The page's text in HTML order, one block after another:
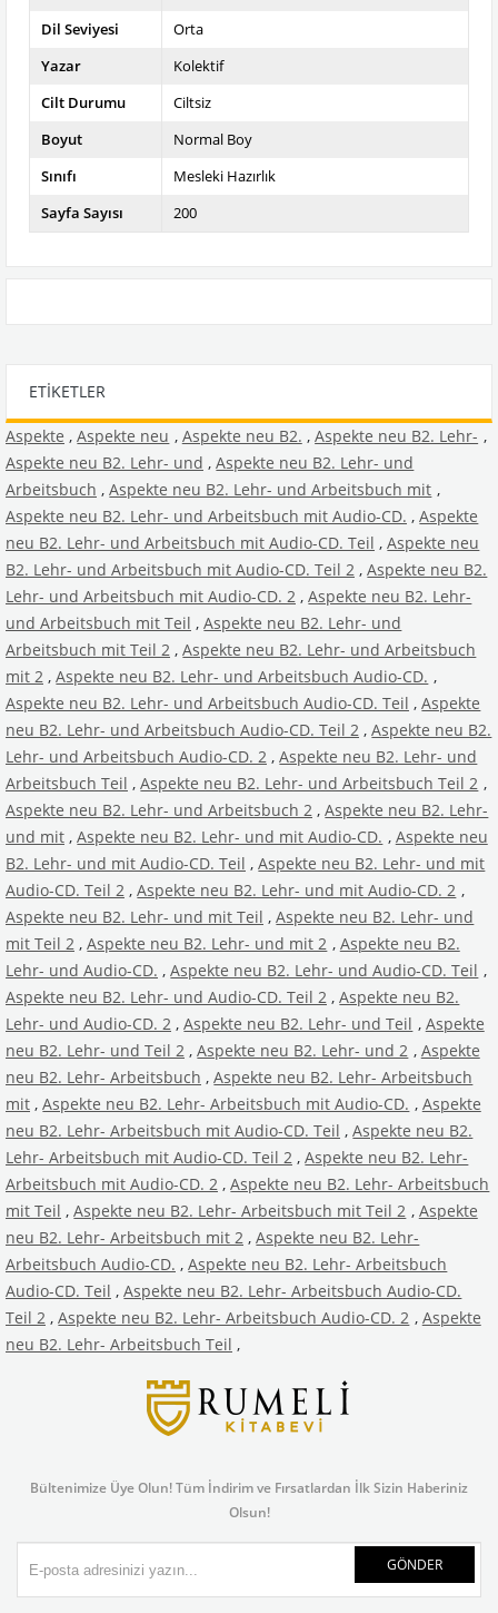
Dil Seviyesi
Orta
Yazar
Kolektif
Cilt Durumu
Ciltsiz
Boyut
Normal Boy
Sınıfı
Mesleki Hazırlık
Sayfa Sayısı
200
ETIKETLER
Aspekte , Aspekte neu , Aspekte neu B2. , Aspekte neu B2. Lehr- ,
Aspekte neu B2. Lehr- und , Aspekte neu B2. Lehr- und
Arbeitsbuch , Aspekte neu B2. Lehr- und Arbeitsbuch mit ,
Aspekte neu B2. Lehr- und Arbeitsbuch mit Audio-CD. , Aspekte
neu B2. Lehr- und Arbeitsbuch mit Audio-CD. Teil , Aspekte neu
B2. Lehr- und Arbeitsbuch mit Audio-CD. Teil 2 , Aspekte neu B2.
Lehr- und Arbeitsbuch mit Audio-CD. 2 , Aspekte neu B2. Lehr-
und Arbeitsbuch mit Teil , Aspekte neu B2. Lehr- und
Arbeitsbuch mit Teil 2 , Aspekte neu B2. Lehr- und Arbeitsbuch
mit 2 , Aspekte neu B2. Lehr- und Arbeitsbuch Audio-CD. ,
Aspekte neu B2. Lehr- und Arbeitsbuch Audio-CD. Teil , Aspekte
neu B2. Lehr- und Arbeitsbuch Audio-CD. Teil 2 , Aspekte neu B2.
Lehr- und Arbeitsbuch Audio-CD. 2 , Aspekte neu B2. Lehr- und
Arbeitsbuch Teil , Aspekte neu B2. Lehr- und Arbeitsbuch Teil 2 ,
Aspekte neu B2. Lehr- und Arbeitsbuch 2 , Aspekte neu B2. Lehr-
und mit , Aspekte neu B2. Lehr- und mit Audio-CD. , Aspekte neu
B2. Lehr- und mit Audio-CD. Teil , Aspekte neu B2. Lehr- und mit
Audio-CD. Teil 2 , Aspekte neu B2. Lehr- und mit Audio-CD. 2 ,
Aspekte neu B2. Lehr- und mit Teil , Aspekte neu B2. Lehr- und
mit Teil 2 , Aspekte neu B2. Lehr- und mit 2 , Aspekte neu B2.
Lehr- und Audio-CD. , Aspekte neu B2. Lehr- und Audio-CD. Teil ,
Aspekte neu B2. Lehr- und Audio-CD. Teil 2 , Aspekte neu B2.
Lehr- und Audio-CD. 2 , Aspekte neu B2. Lehr- und Teil , Aspekte
neu B2. Lehr- und Teil 2 , Aspekte neu B2. Lehr- und 2 , Aspekte
neu B2. Lehr- Arbeitsbuch , Aspekte neu B2. Lehr- Arbeitsbuch
mit , Aspekte neu B2. Lehr- Arbeitsbuch mit Audio-CD. , Aspekte
neu B2. Lehr- Arbeitsbuch mit Audio-CD. Teil , Aspekte neu B2.
Lehr- Arbeitsbuch mit Audio-CD. Teil 2 , Aspekte neu B2. Lehr-
Arbeitsbuch mit Audio-CD. 2 , Aspekte neu B2. Lehr- Arbeitsbuch
mit Teil , Aspekte neu B2. Lehr- Arbeitsbuch mit Teil 2 , Aspekte
neu B2. Lehr- Arbeitsbuch mit 2 , Aspekte neu B2. Lehr-
Arbeitsbuch Audio-CD. , Aspekte neu B2. Lehr- Arbeitsbuch
Audio-CD. Teil , Aspekte neu B2. Lehr- Arbeitsbuch Audio-CD.
Teil 2 , Aspekte neu B2. Lehr- Arbeitsbuch Audio-CD. 2 , Aspekte
neu B2. Lehr- Arbeitsbuch Teil ,
Bültenimize Üye Olun! Tüm İndirim ve Fırsatlardan İlk Sizin Haberiniz
Olsun!
GÖNDER